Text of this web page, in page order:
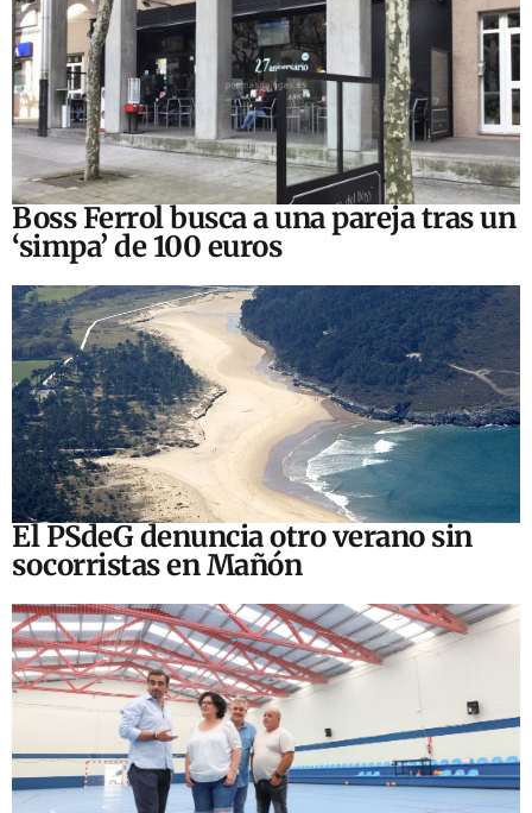
Boss Ferrol busca a una pareja tras un
‘simpa’ de 100 euros
El PSdeG denuncia otro verano sin
socorristas en Mañón